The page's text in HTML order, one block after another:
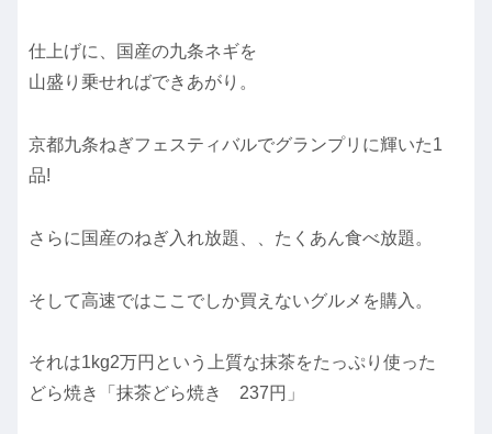
仕上げに、国産の九条ネギを
山盛り乗せればできあがり。
京都九条ねぎフェスティバルでグランプリに輝いた1
品!
さらに国産のねぎ入れ放題、、たくあん食べ放題。
そして高速ではここでしか買えないグルメを購入。
それは1kg2万円という上質な抹茶をたっぷり使った
どら焼き「抹茶どら焼き 237円」